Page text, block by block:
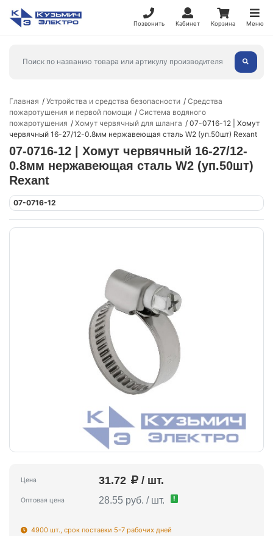
Позвонить Кабинет Корзина Меню
Главная Устройства и средства безопасности
Средства
пожаротушения и первой помощи
Система водяного
пожаротушения
Хомут червячный для шланга
07-0716-12 | Хомут
червячный 16-27/12-0.8мм нержавеющая сталь W2 (уп.50шт) Rexant
07-0716-12 | Хомут червячный 16-27/12-
0.8мм нержавеющая сталь W2 (уп.50шт)
Rexant
07-0716-12
Цена 31.72 / шт.
Оптовая цена 28.55 руб. / шт. !
4900 шт., срок поставки 5-7 рабочих дней